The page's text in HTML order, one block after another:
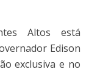
Altos está
Edison
exclusiva e no